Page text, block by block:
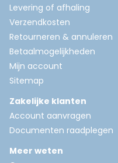
Levering of afhaling
Verzendkosten
Retourneren & annuleren
Betaalmogelijkheden
Mijn account
Sitemap
Zakelijke klanten
Account aanvragen
Documenten raadplegen
Meer weten